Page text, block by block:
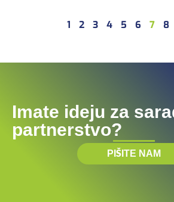
1 2 3 4 5 6 7 8
Imate ideju za
partnerstvo?
PIŠITE NAM